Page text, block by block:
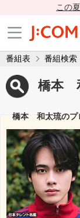
この
番組表 番組検索
橋本
橋本 和太琉のプ